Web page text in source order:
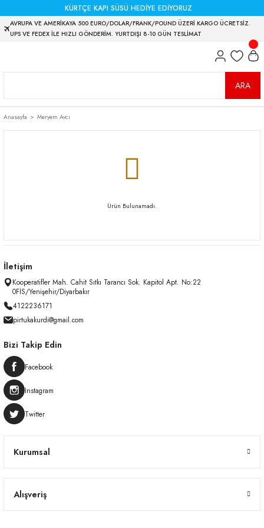
KÜRTÇE KAPI SÜSÜ HEDİYE EDİYORUZ
AVRUPA VE AMERİKAYA 500 EURO/DOLAR/FRANK/POUND ÜZERİ KARGO ÜCRETSİZ.
UPS VE FEDEX İLE HIZLI GÖNDERİM. YURTDIŞI 8-10 GÜN TESLİMAT
ARA
Anasayfa Meryem Avcı
Ürün Bulunamadı.
İletişim
Kooperatifler Mah. Cahit Sıtkı Tarancı Sok. Kapitol Apt. No:22
0FİS/Yenişehir/Diyarbakır
4122236171
pirtukakurdi@gmail.com
Kurumsal
Alışveriş
Bizi Takip Edin
Facebook
Instagram
Twitter